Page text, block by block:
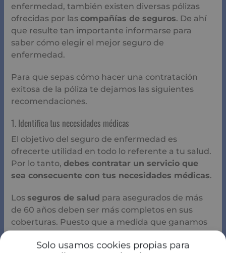
Solo usamos cookies propias para
enfermedad, también existen diversas pólizas
ofrecidas por las compañías de seguros. De ahí
que resulte tan importante informarse para
saber cómo elegir el mejor seguro de
enfermedad.
Para que sepas cómo hacer una contratación
exitosa de la póliza te dejamos las siguientes
recomendaciones.
1. Identifica tus necesidades médicas
El objetivo del seguro de enfermedad es
ofrecerte utilidad en todo lo referente a tu salud.
Por lo tanto, debes contratar un servicio que
sea consecuente con tus necesidades médicas.
Los seguros de salud para asegurados de más
de 60 años deben ser más completos en sus
coberturas. Puesto que a medida que ganamos
esto vienen algunos riesgos.